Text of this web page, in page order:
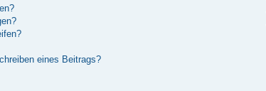
eines Beitrags?